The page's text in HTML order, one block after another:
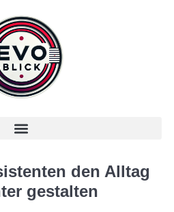
den Alltag
gestalten